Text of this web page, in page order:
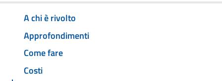
A chi è rivolto
Approfondimenti
Come fare
Costi